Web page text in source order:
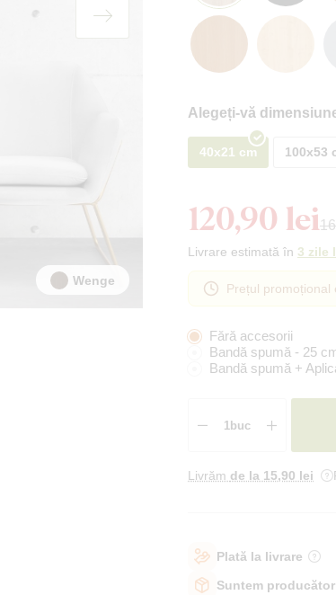
Wenge
Alegeți-vă
40x21 cm 100x53
120,90 lei
Livrare estimată în 3 zile
Prețul promoțional
Fără accesorii
Bandă spumă - 25
Bandă spumă +
Livrăm de la 15,90 lei
Plată la livrare
Suntem